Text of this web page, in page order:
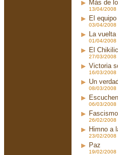
Más de
13/04/
El
03/04/
La
01/04/
El
27/03/
Victoria
16/03/
Un
08/03/
06/03/
26/02/
Himno a
23/02/
Paz
19/02/